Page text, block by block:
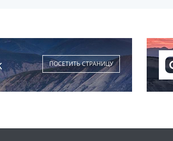
ПОСЕТИТЬ СТРАНИЦУ